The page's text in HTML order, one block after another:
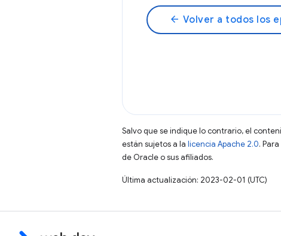
arrow_back Volver a todos los
Salvo que se indique lo contrario, el
están sujetos a la licencia Apache 2.0.
de Oracle o sus afiliados.
Última actualización: 2023-02-01 (UTC)